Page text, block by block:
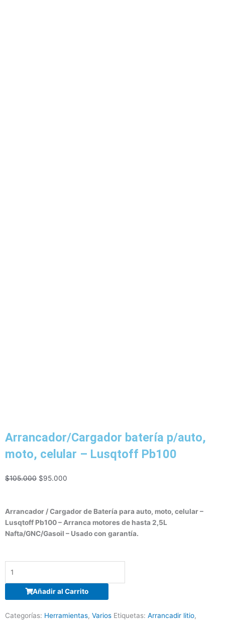
Arrancador/Cargador batería p/auto,
moto, celular – Lusqtoff Pb100
$105.000 El
era:
$105.000.
$95.000
es:
$95.000.
Arrancador / Cargador de Batería para auto, moto, celular –
Lusqtoff Pb100 – Arranca motores de hasta 2,5L
Nafta/GNC/Gasoil – Usado con garantía.
de
-
Añadir al Carrito
Categorías: Herramientas, Varios Etiquetas: Arrancadir litio,